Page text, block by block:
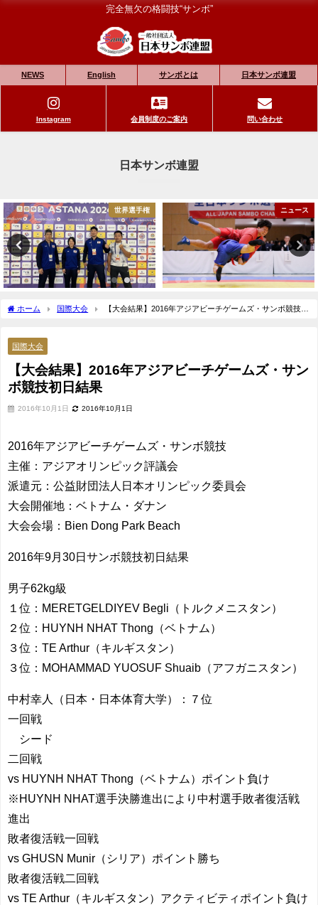
完全無欠の格闘技“サンボ”
NEWS English サンボとは 日本サンボ連盟
Instagram 会員制度のご案内 問い合わせ
日本サンボ連盟
世界選手権 ニュース
ホーム 国際大会
【大会結果】2016年アジアビーチゲームズ・サンボ競技初
国際大会
【大会結果】2016年アジアビーチゲームズ・サン
ボ競技初日結果
2016年10月1日 2016年10月1日
2016年アジアビーチゲームズ・サンボ競技
主催：アジアオリンピック評議会
派遣元：公益財団法人日本オリンピック委員会
大会開催地：ベトナム・ダナン
大会会場：Bien Dong Park Beach
2016年9月30日サンボ競技初日結果
男子62kg級
１位：MERETGELDIYEV Begli（トルクメニスタン）
２位：HUYNH NHAT Thong（ベトナム）
３位：TE Arthur（キルギスタン）
３位：MOHAMMAD YUOSUF Shuaib（アフガニスタン）
中村幸人（日本・日本体育大学）：７位
一回戦
シード
二回戦
vs HUYNH NHAT Thong（ベトナム）ポイント負け
※HUYNH NHAT選手決勝進出により中村選手敗者復活戦
進出
敗者復活戦一回戦
vs GHUSN Munir（シリア）ポイント勝ち
敗者復活戦二回戦
vs TE Arthur（キルギスタン）アクティビティポイント負け